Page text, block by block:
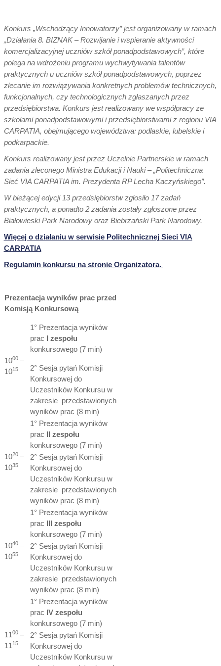
Konkurs „Wschodzący Innowatorzy” jest organizowany w ramach
„Działania 8. BIZNAK – Rozwijanie i wspieranie aktywności
komercjalizacyjnej uczniów szkół ponadpodstawowych”, które
polega na wdrożeniu programu wychwytywania talentów
praktycznych u uczniów szkół ponadpodstawowych, poprzez
zlecanie im rozwiązywania konkretnych problemów technicznych,
funkcjonalnych, czy technologicznych zgłaszanych przez
przedsiębiorstwa. Konkurs jest realizowany we współpracy ze
szkołami ponadpodstawowymi i przedsiębiorstwami z regionu VIA
CARPATIA, obejmującego województwa: podlaskie, lubelskie i
podkarpackie.
Konkurs realizowany jest przez Uczelnie Partnerskie w ramach
zadania zleconego Ministra Edukacji i Nauki – „Politechniczna
Sieć VIA CARPATIA im. Prezydenta RP Lecha Kaczyńskiego”.
W bieżącej edycji 13 przedsiębiorstw zgłosiło 17 zadań
praktycznych, a ponadto 2 zadania zostały zgłoszone przez
Białowieski Park Narodowy oraz Biebrzański Park Narodowy.
Więcej o działaniu w serwisie Politechnicznej Sieci VIA
CARPATIA
Regulamin konkursu na stronie Organizatora.
Prezentacja wyników prac przed
Komisją Konkursową
1000 –
1015
1° Prezentacja wyników
prac
I zespołu
konkursowego (7 min)
2° Sesja pytań Komisji
Konkursowej do
Uczestników Konkursu w
zakresie przedstawionych
wyników prac (8 min)
1020 –
1035
1° Prezentacja wyników
prac
II zespołu
konkursowego (7 min)
2° Sesja pytań Komisji
Konkursowej do
Uczestników Konkursu w
zakresie przedstawionych
wyników prac (8 min)
1040 –
1055
1° Prezentacja wyników
prac
III zespołu
konkursowego (7 min)
2° Sesja pytań Komisji
Konkursowej do
Uczestników Konkursu w
zakresie przedstawionych
wyników prac (8 min)
11 00 –
11 15
1° Prezentacja wyników
prac IV zespołu
konkursowego (7 min)
2° Sesja pytań Komisji
Konkursowej do
Uczestników Konkursu w